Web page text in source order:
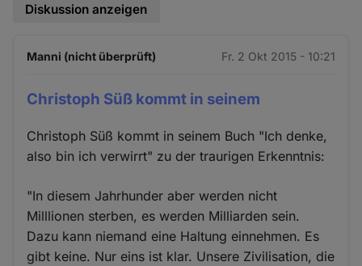
Diskussion anzeigen
Manni (nicht überprüft) Fr. 2 Okt 2015 - 10:21
Christoph Süß kommt in seinem
Christoph Süß kommt in seinem Buch "Ich denke,
also bin ich verwirrt" zu der traurigen Erkenntnis:
"In diesem Jahrhunder aber werden nicht
Milllionen sterben, es werden Milliarden sein.
Dazu kann niemand eine Haltung einnehmen. Es
gibt keine. Nur eins ist klar. Unsere Zivilisation, die